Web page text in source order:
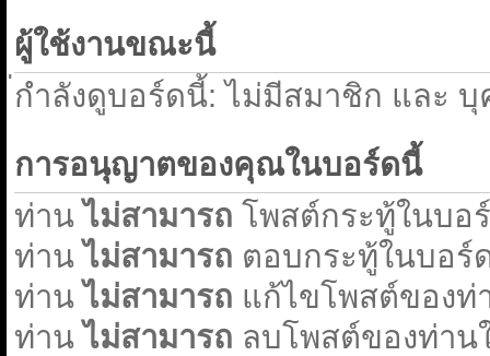
ผู้ใช้งานขณะนี้
กำลังดูบอร์ดนี้: ไม่มีสมาชิก และ
การอนุญาตของคุณในบอร์ดนี้
ท่านไม่สามารถ โพสต์กระทู้ในบอ
ท่านไม่สามารถ ตอบกระทู้ในบอร์
ท่านไม่สามารถ แก้ไขโพสต์ของท่
ท่านไม่สามารถ ลบโพสต์ของท่าน